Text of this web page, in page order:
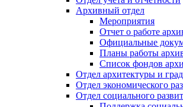
Архивный отдел
Мероприятия
Отчет о работе
Официальные
Планы работы
Список фондов
Отдел архитектуры и
Отдел экономического
Отдел социального